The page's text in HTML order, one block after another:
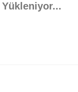
Yükleniyor...